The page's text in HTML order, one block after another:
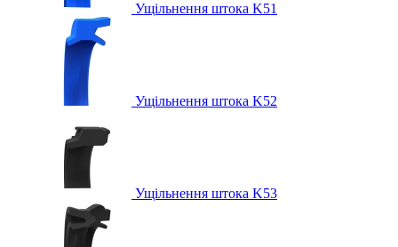
Ущільнення штока K51
Ущільнення штока K52
Ущільнення штока K53